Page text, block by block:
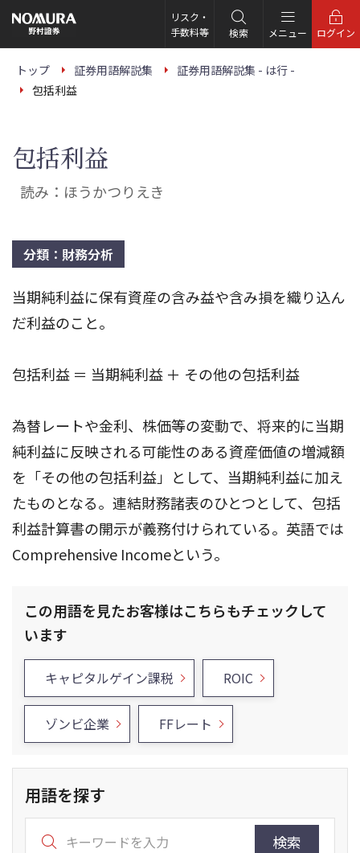
の
ー
リスク・
手数料等
検索 メニュー ログイン
トップ 証券用語解説集
証券用語解説集 - は行 -
包括利益
包括利益
読み：ほうかつりえき
分類：財務分析
当期純利益に保有資産の含み益や含み損を織り込ん
だ利益のこと。
包括利益 ＝ 当期純利益 ＋ その他の包括利益
為替レートや金利、株価等の変動で、将来的に当期
純利益に反映される可能性のある資産価値の増減額
を「その他の包括利益」として、当期純利益に加え
たものとなる。連結財務諸表のひとつとして、包括
利益計算書の開示が義務付けられている。英語では
Comprehensive Incomeという。
この用語を見たお客様はこちらもチェックして
います
キャピタルゲイン課税 ROIC
ゾンビ企業 FFレート
用語を探す
検索